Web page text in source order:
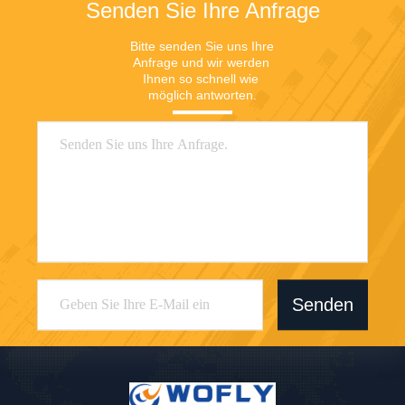
Senden Sie Ihre Anfrage
Bitte senden Sie uns Ihre
Anfrage und wir werden
Ihnen so schnell wie
möglich antworten.
Senden